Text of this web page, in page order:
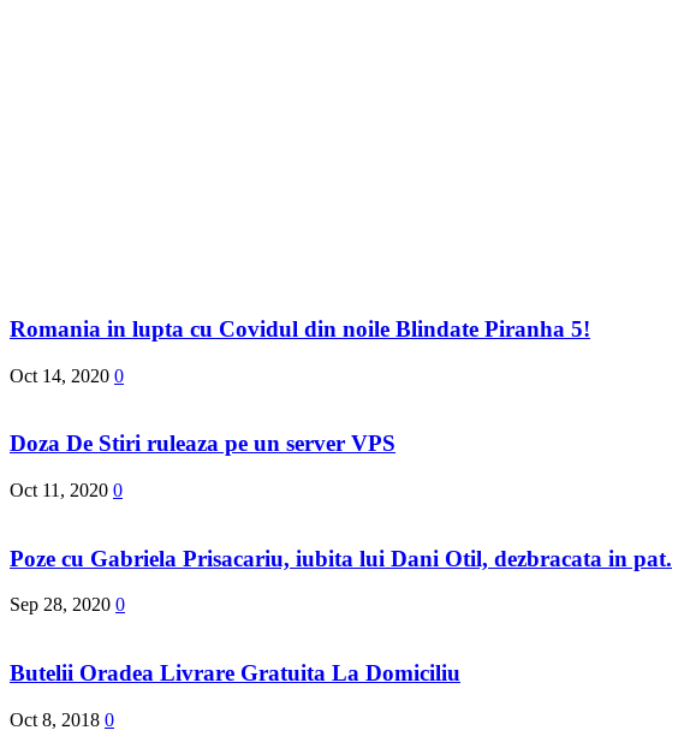
Romania in lupta cu Covidul din noile Blindate Piranha 5!
Oct 14, 2020 0
Doza De Stiri ruleaza pe un server VPS
Oct 11, 2020 0
Poze cu Gabriela Prisacariu, iubita lui Dani Otil, dezbracata in pat.
Sep 28, 2020 0
Butelii Oradea Livrare Gratuita La Domiciliu
Oct 8, 2018 0